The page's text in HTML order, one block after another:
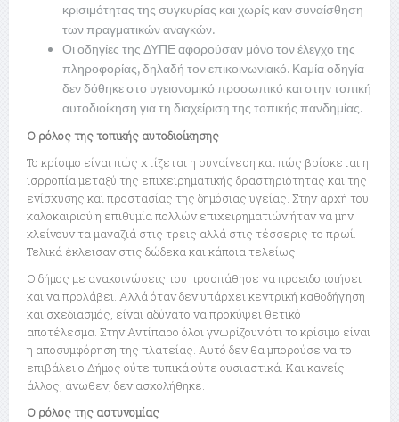
κρισιμότητας της συγκυρίας και χωρίς καν συναίσθηση
των πραγματικών αναγκών.
Οι οδηγίες της ΔΥΠΕ αφορούσαν μόνο τον έλεγχο της
πληροφορίας, δηλαδή τον επικοινωνιακό. Καμία οδηγία
δεν δόθηκε στο υγειονομικό προσωπικό και στην τοπική
αυτοδιοίκηση για τη διαχείριση της τοπικής πανδημίας.
Ο ρόλος της τοπικής αυτοδιοίκησης
Το κρίσιμο είναι πώς χτίζεται η συναίνεση και πώς βρίσκεται η
ισρροπία μεταξύ της επιχειρηματικής δραστηριότητας και της
ενίσχυσης και προστασίας της δημόσιας υγείας. Στην αρχή του
καλοκαιριού η επιθυμία πολλών επιχειρηματιών ήταν να μην
κλείνουν τα μαγαζιά στις τρεις αλλά στις τέσσερις το πρωί.
Τελικά έκλεισαν στις δώδεκα και κάποια τελείως.
Ο δήμος με ανακοινώσεις του προσπάθησε να προειδοποιήσει
και να προλάβει. Αλλά όταν δεν υπάρχει κεντρική καθοδήγηση
και σχεδιασμός, είναι αδύνατο να προκύψει θετικό
αποτέλεσμα. Στην Αντίπαρο όλοι γνωρίζουν ότι το κρίσιμο είναι
η αποσυμφόρηση της πλατείας. Αυτό δεν θα μπορούσε να το
επιβάλει ο Δήμος ούτε τυπικά ούτε ουσιαστικά. Και κανείς
άλλος, άνωθεν, δεν ασχολήθηκε.
Ο ρόλος της αστυνομίας